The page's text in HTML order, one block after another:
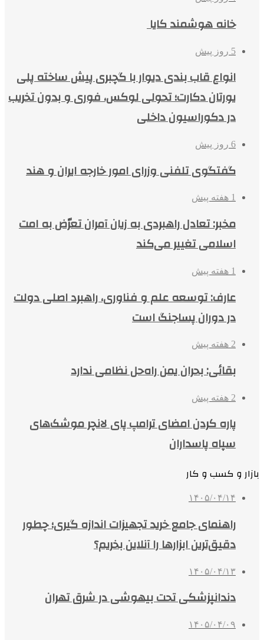
خانه هوشمند کایا
5 روز پیش
انواع قاب بندی دیوار با گچبری پیش ساخته پلی
یورتان دکارت؛ تحولی لوکس، فوری و بدون تخریب
در دکوراسیون داخلی
6 روز پیش
گفتگوی تلفنی وزرای امور خارجه ایران و هند
1 هفته پیش
مخبر: تعادل راهبردی به زیان آمران تعرّض به امت
اسلامی تغییر می‌کند
1 هفته پیش
عارف: توسعه علم و فناوری، راهبرد اصلی دولت
در دوران پساجنگ است
2 هفته پیش
بقائی: بحران یمن راه‌حل نظامی ندارد
2 هفته پیش
پاره کردن امضای ترامپ پای لانچر موشک‌های
سپاه پاسداران
بازار و کسب و کار
۱۴۰۵/۰۴/۱۴
راهنمای جامع خرید تجهیزات اندازه گیری؛ چطور
دقیق‌ترین ابزارها را آنلاین بخریم؟
۱۴۰۵/۰۴/۱۳
دندانپزشکی تحت بیهوشی در شرق تهران
۱۴۰۵/۰۴/۰۹